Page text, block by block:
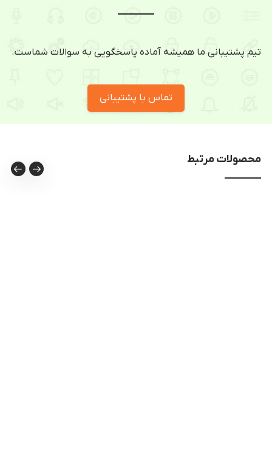
تیم پشتیبانی ما همیشه آماده پاسخگویی به سوالات شماست.
تماس با پشتیبانی
محصولات مرتبط